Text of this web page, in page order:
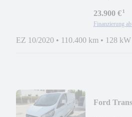
23.900 €¹
Finanzierung ab
EZ 10/2020 • 110.400 km • 128
Ford